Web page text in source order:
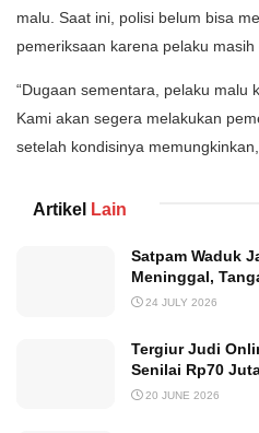
malu. Saat ini, polisi belum bisa
pemeriksaan karena pelaku masih
“Dugaan sementara, pelaku malu
Kami akan segera melakukan
setelah kondisinya
Artikel Lain
Satpam Waduk
Meninggal,
24 JULY 2026
Tergiur Judi
Senilai Rp70
20 JUNE 2026